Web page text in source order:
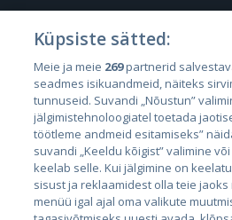
Riigid
Eesti
Läti
Leedu
Küpsiste sätted:
Meie ja meie 269partnerid
seadmes isikuandmeid, näiteks
tunnuseid. Suvandi „Nõustun”
jälgimistehnoloogiatel toetada
töötleme andmeid esitamiseks”
suvandi „Keeldu kõigist” valimine
keelab selle. Kui jälgimine on
sisust ja reklaamidest olla teie
menüü igal ajal oma valikute